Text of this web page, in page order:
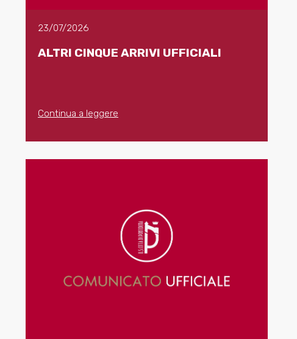
23/07/2026
ALTRI CINQUE ARRIVI UFFICIALI
Continua a leggere